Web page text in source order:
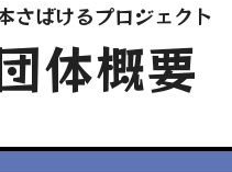
さばけるプロジェクト
体概要